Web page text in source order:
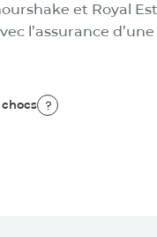
et Royal
l’assurance d’une